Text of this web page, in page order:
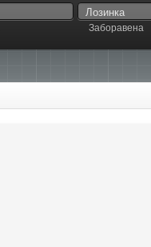
Заборавена